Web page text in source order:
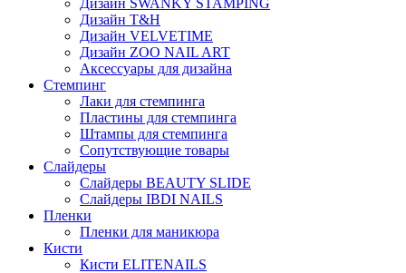
Дизайн SWANKY STAMPING
Дизайн T&H
Дизайн VELVETIME
Дизайн ZOO NAIL ART
Аксессуары для дизайна
Стемпинг
Лаки для стемпинга
Пластины для стемпинга
Штампы для стемпинга
Сопутствующие товары
Слайдеры
Слайдеры BEAUTY SLIDE
Слайдеры IBDI NAILS
Пленки
Пленки для маникюра
Кисти
Кисти ELITENAILS